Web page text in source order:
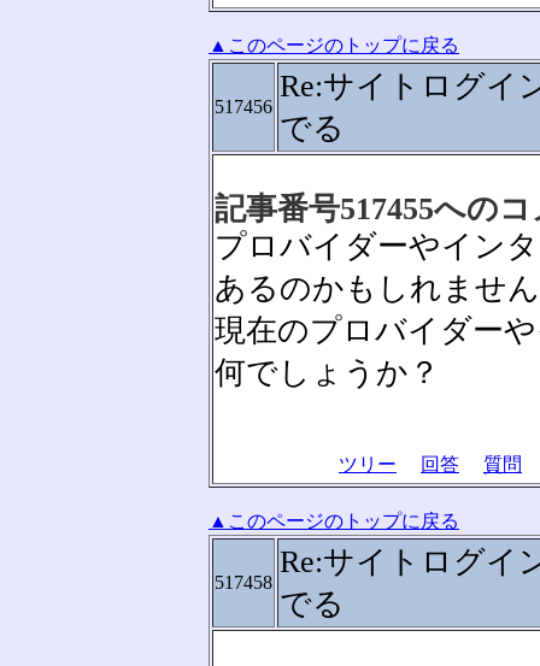
▲このページのトップに戻る
517456
Re:サイトログイ
でる
記事番号517455への
プロバイダーやイン
あるのかもしれませ
現在のプロバイダー
何でしょうか？
ツリー 回答 質問
▲このページのトップに戻る
517458
Re:サイトログイ
でる